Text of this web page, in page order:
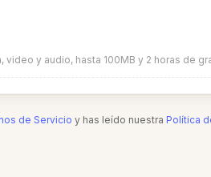
y audio, hasta 100MB y 2 horas de
de Servicio y has leído nuestra Política